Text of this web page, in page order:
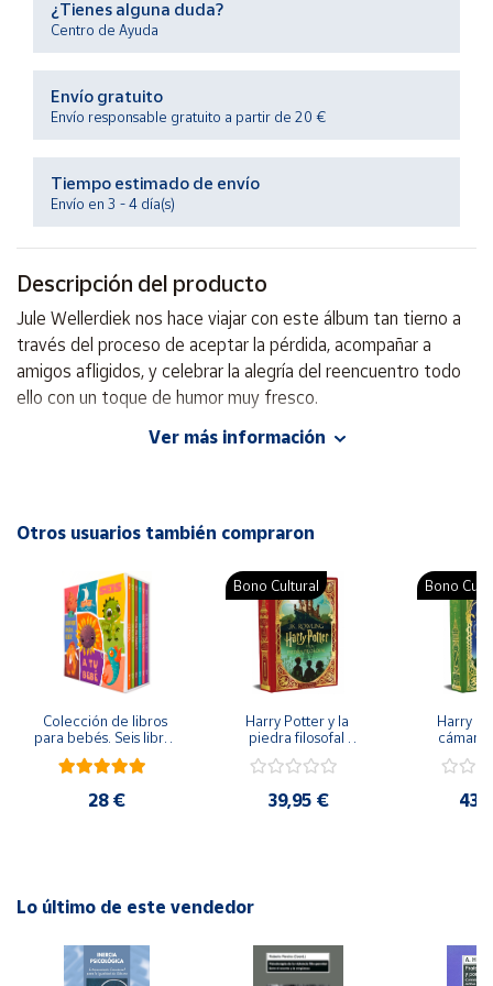
Productos
Solidarios
Ayuda
Centro
de ayuda
Contacto
Vendedores
Mapa de
vendedores
Hazte
Cuenta
cliente
Península
¿Tienes alguna duda?
Centro de Ayuda
Envío gratuito
Envío responsable gratuito a partir de 20 €
Tiempo estimado de envío
Envío en 3 - 4 día(s)
Descripción del producto
Jule Wellerdiek nos hace viajar con este álbum tan tierno a
través del proceso de aceptar la pérdida, acompañar a
amigos afligidos, y celebrar la alegría del reencuentro todo
ello con un toque de humor muy fresco.
Autor: Jule Wellerdiek
Idioma: Español
Ver más información
Otros usuarios también compraron
Colección de libros
para bebés. Seis libros
de cartón en caja
28 €
Bono Cultural
Harry Potter y la
piedra filosofal
J.K. Rowling
39,95 €
Bono
Harry
cámara
J.K.
Lo último de este vendedor